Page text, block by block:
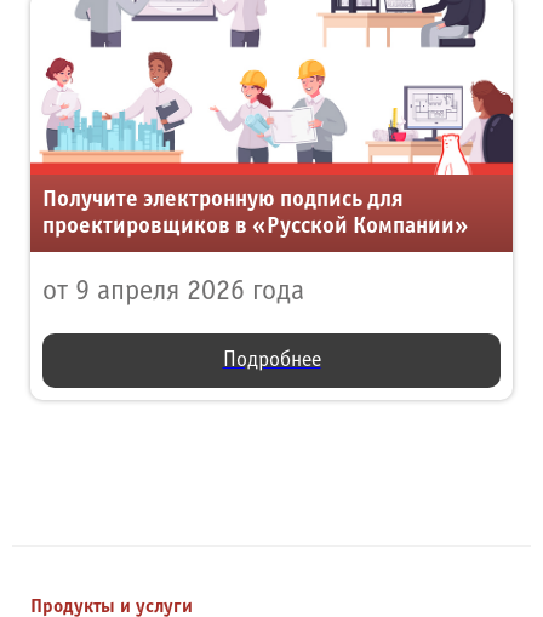
Получите электронную подпись для
проектировщиков в «Русской Компании»
от 9 апреля 2026 года
Подробнее
Продукты и услуги